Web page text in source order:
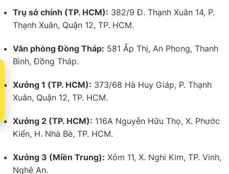
Trụ sở chính (TP. HCM): 382/9 Đ. Thạnh Xuân 14, P.
Thạnh Xuân, Quận 12, TP. HCM.
Văn phòng Đồng Tháp: 581 Ấp Thị, An Phong, Thanh
Bình, Đồng Tháp.
Xưởng 1 (TP. HCM): 373/68 Hà Huy Giáp, P. Thạnh
Xuân, Quận 12, TP. HCM.
Xưởng 2 (TP. HCM): 116A Nguyễn Hữu Thọ, X. Phước
Kiển, H. Nhà Bè, TP. HCM.
Xưởng 3 (Miền Trung): Xóm 11, X. Nghi Kim, TP. Vinh,
Nghệ An.